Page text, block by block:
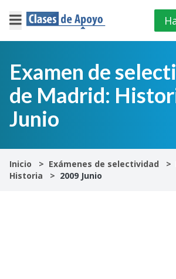
×
Iniciar
sesión
E.S.O
Examen de
de Madrid:
Junio
Inicio Exámenes de selectividad
Historia
2009 Junio